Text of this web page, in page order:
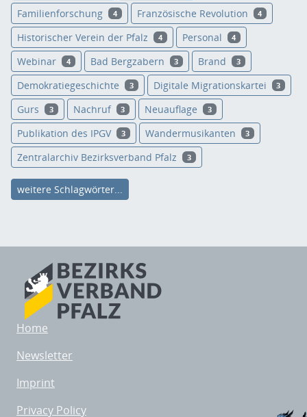
Familienforschung 4 Französische Revolution 4
Historischer Verein der Pfalz 4 Personal 4
Webinar 4 Bad Bergzabern 3 Brand 3
Demokratiegeschichte 3 Digitale Migrationskartei 3
Gurs 3 Nachruf 3 Neuauflage 3
Publikation des IPGV 3 Wandermusikanten 3
Zentralarchiv Bezirksverband Pfalz 3
weitere Schlagwörter...
Home
Newsletter
Imprint
Privacy Policy